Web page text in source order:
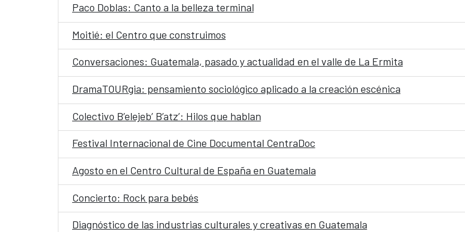
Paco Doblas: Canto a la belleza terminal
Moitié: el Centro que construimos
Conversaciones: Guatemala, pasado y actualidad en el valle de La Ermita
DramaTOURgia: pensamiento sociológico aplicado a la creación escénica
Colectivo B’elejeb’ B’atz’: Hilos que hablan
Festival Internacional de Cine Documental CentraDoc
Agosto en el Centro Cultural de España en Guatemala
Concierto: Rock para bebés
Diagnóstico de las industrias culturales y creativas en Guatemala